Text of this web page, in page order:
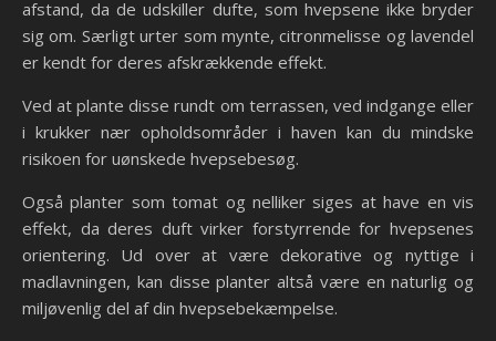
afstand, da de udskiller dufte, som hvepsene ikke bryder
sig om. Særligt urter som mynte, citronmelisse og lavendel
er kendt for deres afskrækkende effekt.
Ved at plante disse rundt om terrassen, ved indgange eller
i krukker nær opholdsområder i haven kan du mindske
risikoen for uønskede hvepsebesøg.
Også planter som tomat og nelliker siges at have en vis
effekt, da deres duft virker forstyrrende for hvepsenes
orientering. Ud over at være dekorative og nyttige i
madlavningen, kan disse planter altså være en naturlig og
miljøvenlig del af din hvepsebekæmpelse.